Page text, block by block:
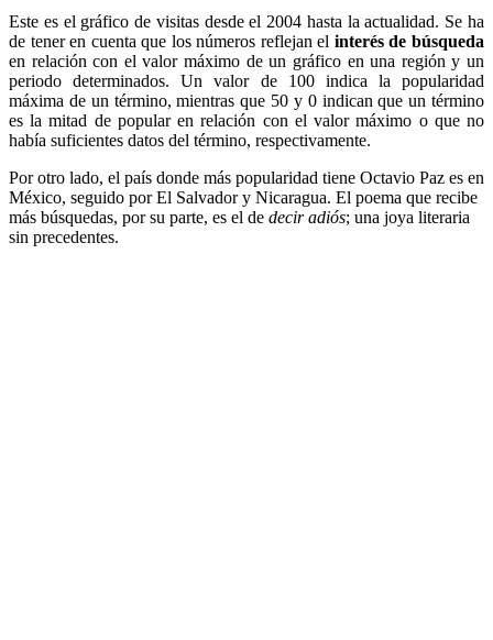
Este es el gráfico de visitas desde el 2004 hasta la actualidad. Se ha
de tener en cuenta que los números reflejan el interés de búsqueda
en relación con el valor máximo de un gráfico en una región y un
periodo determinados. Un valor de 100 indica la popularidad
máxima de un término, mientras que 50 y 0 indican que un término
es la mitad de popular en relación con el valor máximo o que no
había suficientes datos del término, respectivamente.
Por otro lado, el país donde más popularidad tiene Octavio Paz es en
México, seguido por El Salvador y Nicaragua. El poema que recibe
más búsquedas, por su parte, es el de decir adiós; una joya literaria
sin precedentes.